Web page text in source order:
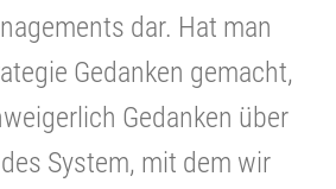
dar. Hat man
Gedanken gemacht,
Gedanken über
System, mit dem wir